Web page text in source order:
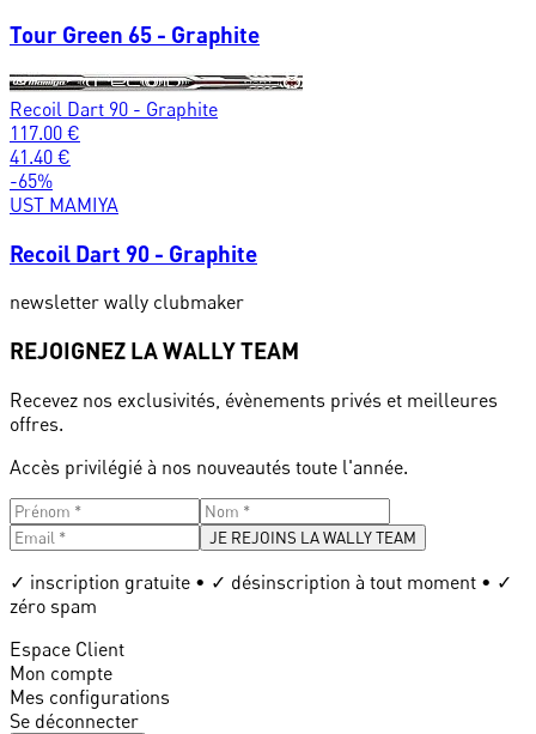
Tour Green 65 - Graphite
Recoil Dart 90 - Graphite
117.00 €
41.40 €
-65%
UST MAMIYA
Recoil Dart 90 - Graphite
newsletter wally clubmaker
REJOIGNEZ LA WALLY TEAM
Recevez nos exclusivités, évènements privés et meilleures
offres.
Accès privilégié à nos nouveautés toute l'année.
JE REJOINS LA WALLY TEAM
✓ inscription gratuite • ✓ désinscription à tout moment • ✓
zéro spam
Espace Client
Mon compte
Mes configurations
Se déconnecter